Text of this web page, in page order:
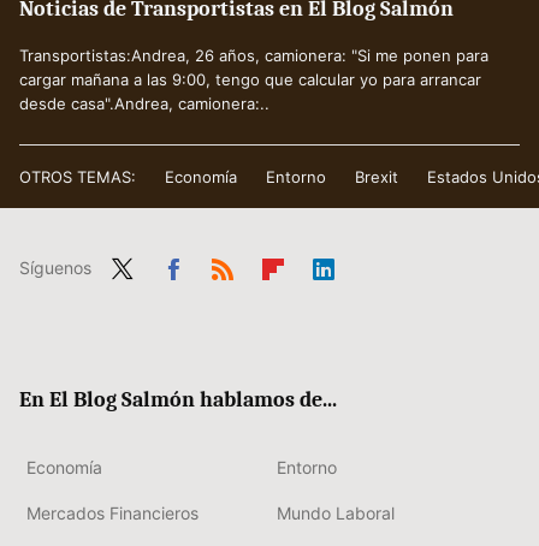
Noticias de Transportistas en El Blog Salmón
Transportistas:Andrea, 26 años, camionera: "Si me ponen para
cargar mañana a las 9:00, tengo que calcular yo para arrancar
desde casa".Andrea, camionera:..
OTROS TEMAS: Economía Entorno Brexit Estados
Síguenos
En El Blog Salmón hablamos de...
Economía Entorno
Mercados Financieros Mundo Laboral